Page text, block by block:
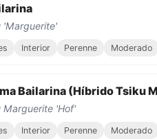
'Marguerite'
Interior Perenne Moderado
Bailarina (Híbrido Tsiku
Marguerite 'Hof'
Interior Perenne Moderado